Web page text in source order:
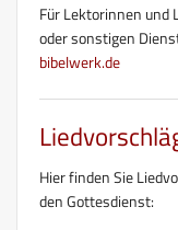
Für Lektorinnen und
oder sonstigen
bibelwerk.de
Hier finden Sie
den Gottesdienst: